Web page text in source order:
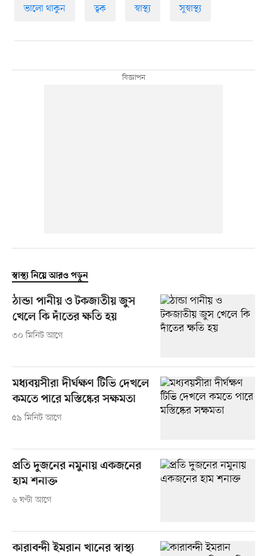
ভালো থাকুন ত্বক স্বাস্থ্য সুস্বাস্থ্য
স্বাস্থ্য নিয়ে আরও পড়ুন
ঠান্ডা পানীয় ও টকজাতীয় জুস
খেলে কি দাঁতের ক্ষতি হয়
৩০ মিনিট আগে
মধ্যবয়সীরা দীর্ঘক্ষণ টিভি দেখলে
কমতে পারে মস্তিষ্কের সক্ষমতা
৫৯ মিনিট আগে
প্রতি দুজনের নমুনায় একজনের
হাম শনাক্ত
৬ ঘণ্টা আগে
কারাবন্দী ইমরান খানের স্বাস্থ্য